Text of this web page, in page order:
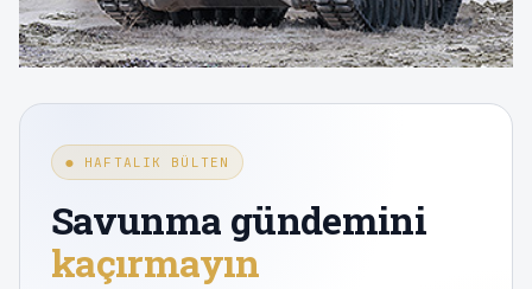
● HAFTALIK BÜLTEN
Savunma gündemini
kaçırmayın